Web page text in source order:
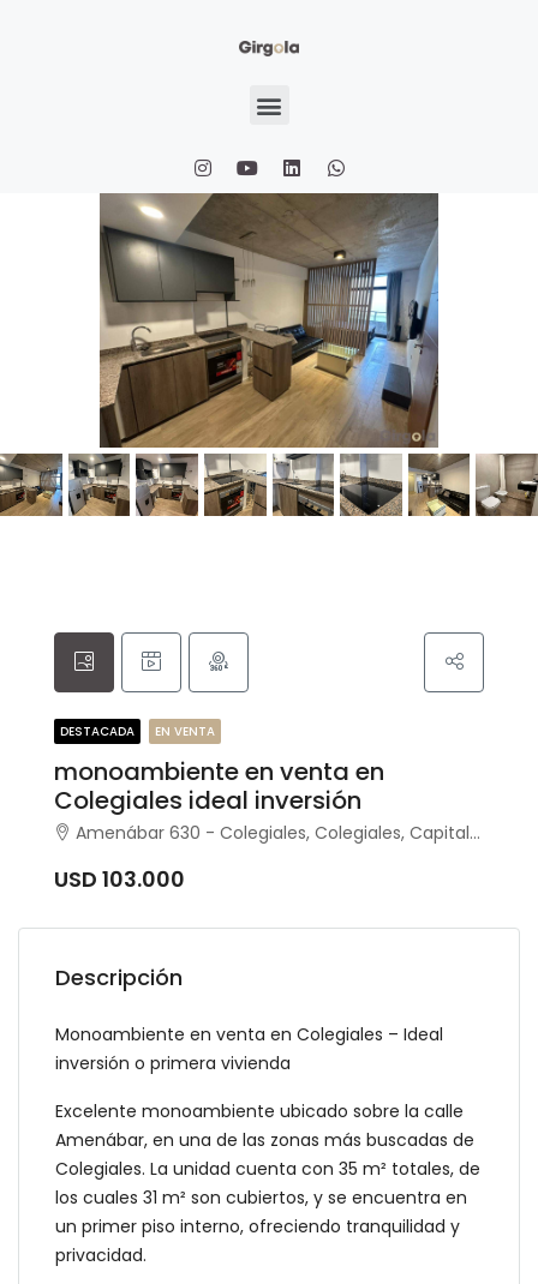
DESTACADA EN VENTA
monoambiente en venta en
Colegiales ideal inversión
Amenábar 630 - Colegiales, Colegiales, Capital Federal
USD 103.000
Descripción
Monoambiente en venta en Colegiales – Ideal
inversión o primera vivienda
Excelente monoambiente ubicado sobre la calle
Amenábar, en una de las zonas más buscadas de
Colegiales. La unidad cuenta con 35 m² totales, de
los cuales 31 m² son cubiertos, y se encuentra en
un primer piso interno, ofreciendo tranquilidad y
privacidad.